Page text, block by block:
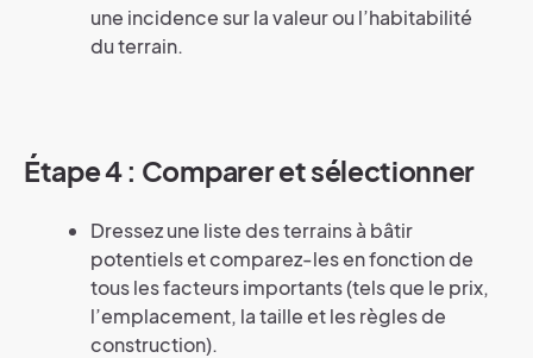
une incidence sur la valeur ou l’habitabilité
du terrain.
Étape 4 : Comparer et sélectionner
Dressez une liste des terrains à bâtir
potentiels et comparez-les en fonction de
tous les facteurs importants (tels que le prix,
l’emplacement, la taille et les règles de
construction).